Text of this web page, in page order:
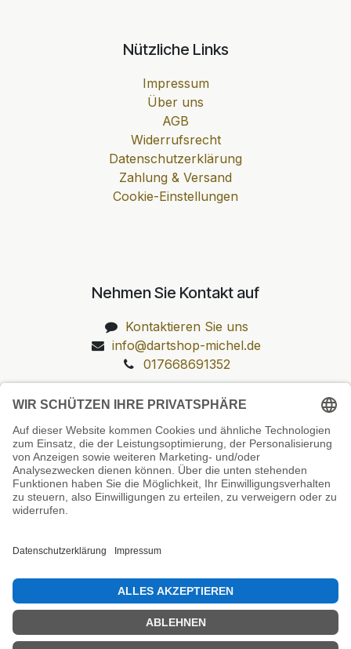
Nützliche Links
Impressum
Über uns
AGB
Widerrufsrecht
Datenschutzerklärung
Zahlung & Versand
Cookie-Einstellungen
Nehmen Sie Kontakt auf
Kontaktieren Sie uns
info@dartshop-michel.de
017668691352
Unsere Prüfsiegel